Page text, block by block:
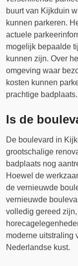
buurt van Kijkduin
kunnen parkeren.
actuele
mogelijk bepaalde
kunnen zijn. Over
omgeving waar
kosten kunnen
prachtige badplaats.
Is de
De boulevard in
grootschalige
badplaats nog
Hoewel de
de vernieuwde
vernieuwde
volledig gereed
moderne uitstraling
Nederlandse kust.